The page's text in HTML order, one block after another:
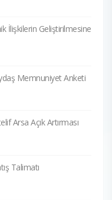
İlişkilerin Geliştirilmesine
Memnuniyet Anketi
Arsa Açık Artırması
Talimatı